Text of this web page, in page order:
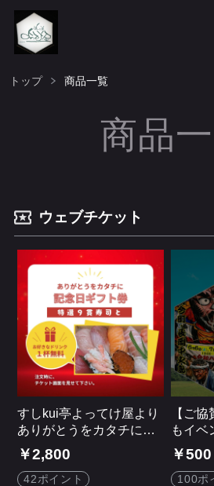
トップ 商品一覧
商品
ウェブチケット
すしkui亭よってけ屋より
ありがとうをカタチに〜
記念日ギフト券〜
￥2,800
42ポイント
【ご
もイベ
￥500
100ポ